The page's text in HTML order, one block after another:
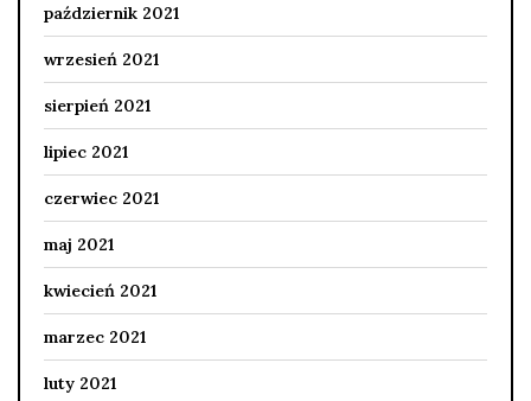
październik 2021
wrzesień 2021
sierpień 2021
lipiec 2021
czerwiec 2021
maj 2021
kwiecień 2021
marzec 2021
luty 2021